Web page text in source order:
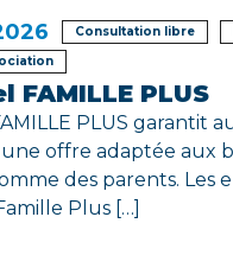
Consultation libre
FAMILLE PLUS
PLUS garantit
offre adaptée aux
des parents. Les
Plus […]